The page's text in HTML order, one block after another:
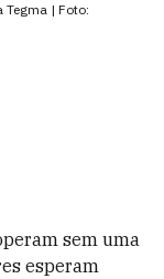
Tegma | Foto:
sem uma
esperam